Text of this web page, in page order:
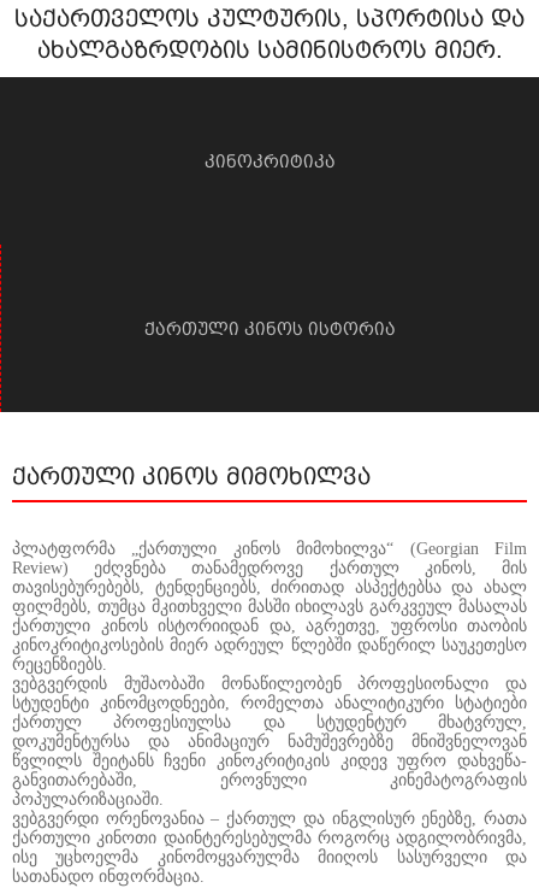
საქართველოს კულტურის, სპორტისა და
ახალგაზრდობის სამინისტროს მიერ.
კინოკრიტიკა
ქართული კინოს ისტორია
ქართული კინოს მიმოხილვა
პლატფორმა „ქართული კინოს მიმოხილვა“ (Georgian Film
Review) ეძღვნება თანამედროვე ქართულ კინოს, მის
თავისებურებებს, ტენდენციებს, ძირითად ასპექტებსა და ახალ
ფილმებს, თუმცა მკითხველი მასში იხილავს გარკვეულ მასალას
ქართული კინოს ისტორიიდან და, აგრეთვე, უფროსი თაობის
კინოკრიტიკოსების მიერ ადრეულ წლებში დაწერილ საუკეთესო
რეცენზიებს.
ვებგვერდის მუშაობაში მონაწილეობენ პროფესიონალი და
სტუდენტი კინომცოდნეები, რომელთა ანალიტიკური სტატიები
ქართულ პროფესიულსა და სტუდენტურ მხატვრულ,
დოკუმენტურსა და ანიმაციურ ნამუშევრებზე მნიშვნელოვან
წვლილს შეიტანს ჩვენი კინოკრიტიკის კიდევ უფრო დახვეწა-
განვითარებაში, ეროვნული კინემატოგრაფის
პოპულარიზაციაში.
ვებგვერდი ორენოვანია – ქართულ და ინგლისურ ენებზე, რათა
ქართული კინოთი დაინტერესებულმა როგორც ადგილობრივმა,
ისე უცხოელმა კინომოყვარულმა მიიღოს სასურველი და
სათანადო ინფორმაცია.